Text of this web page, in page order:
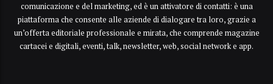
comunicazione e del marketing, ed è un attivatore di contatti: è una
piattaforma che consente alle aziende di dialogare tra loro, grazie a
un’offerta editoriale professionale e mirata, che comprende magazine
cartacei e digitali, eventi, talk, newsletter, web, social network e app.